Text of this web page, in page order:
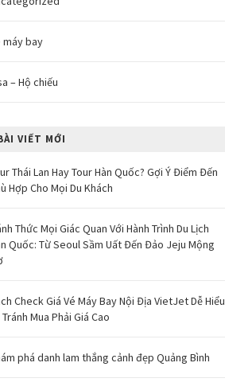
máy bay
– Hộ chiếu
VIẾT MỚI
Thái Lan Hay Tour Hàn Quốc? Gợi Ý Điểm Đến
Hợp Cho Mọi Du Khách
Thức Mọi Giác Quan Với Hành Trình Du Lịch
Quốc: Từ Seoul Sầm Uất Đến Đảo Jeju Mộng
Check Giá Vé Máy Bay Nội Địa VietJet Dễ Hiểu
Tránh Mua Phải Giá Cao
phá danh lam thắng cảnh đẹp Quảng Bình